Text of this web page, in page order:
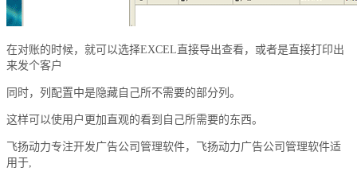
在对账的时候，就可以选择EXCEL直接导出查看，或者是直接打印出
来发个客户
同时，列配置中是隐藏自己所不需要的部分列。
这样可以使用户更加直观的看到自己所需要的东西。
飞扬动力专注开发广告公司管理软件，飞扬动力广告公司管理软件适
用于,